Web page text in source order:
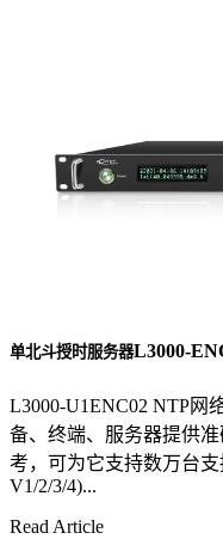
单北斗授时服务器L3000-
L3000-U1ENC02 NTP网
备、终端、服务器提供
考，可为它支持数万台
V1/2/3/4)...
Read Article